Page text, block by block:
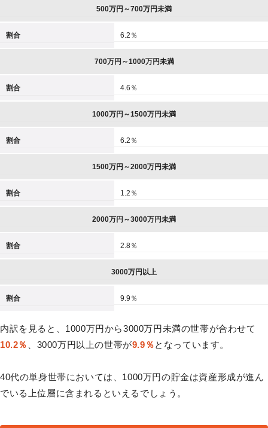
500万円～700万円未満
割合 6.2％
700万円～1000万円未満
割合 4.6％
1000万円～1500万円未満
割合 6.2％
1500万円～2000万円未満
割合 1.2％
2000万円～3000万円未満
割合 2.8％
3000万円以上
割合 9.9％
内訳を見ると、1000万円から3000万円未満の世帯が合わせて
10.2％
、3000万円以上の世帯が9.9％となっています。
40代の単身世帯においては、1000万円の貯金は資産形成が進ん
でいる上位層に含まれるといえるでしょう。